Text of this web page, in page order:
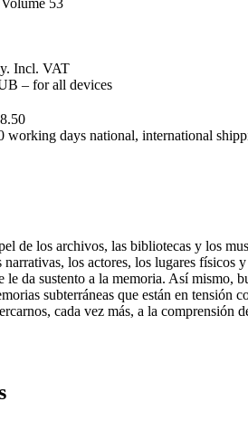
53
Incl. VAT
– for all devices
working days national, international
de los archivos, las bibliotecas y los
narrativas, los actores, los lugares
le da sustento a la memoria. Así mismo,
subterráneas que están en tensión
cada vez más, a la comprensión